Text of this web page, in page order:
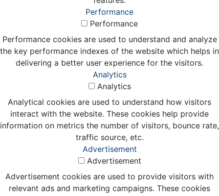
Performance
Performance
Performance cookies are used to understand and analyze
the key performance indexes of the website which helps in
delivering a better user experience for the visitors.
Analytics
Analytics
Analytical cookies are used to understand how visitors
interact with the website. These cookies help provide
information on metrics the number of visitors, bounce rate,
traffic source, etc.
Advertisement
Advertisement
Advertisement cookies are used to provide visitors with
relevant ads and marketing campaigns. These cookies